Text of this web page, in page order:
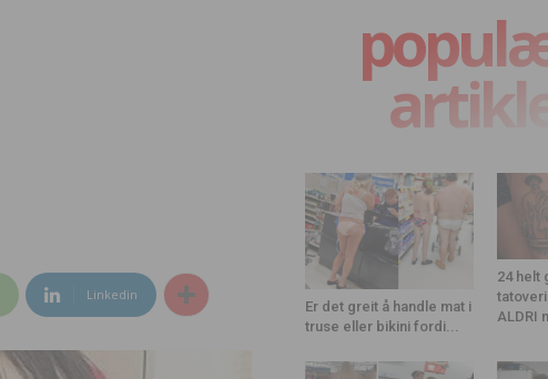
Linkedin
artikler
Er det greit å handle mat i
truse eller bikini fordi...
24 helt
ALDRI